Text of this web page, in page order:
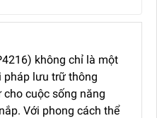
không chỉ là một
pháp lưu trữ thông
cuộc sống năng
Với phong cách thể